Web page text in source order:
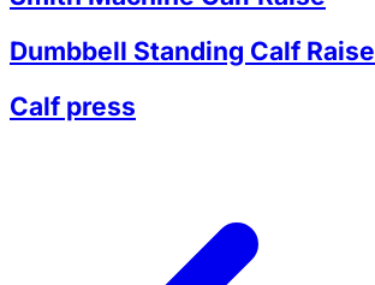
Dumbbell Standing Calf Raise
Calf press